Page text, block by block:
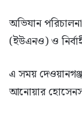
অভিযান
(ইউএনও) ও
এ সময়
আনোয়ার